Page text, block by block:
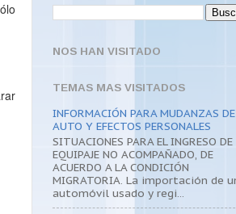
NOS HAN VISITADO
TEMAS MAS VISITADOS
INFORMACIÓN PARA MUDANZAS DE
AUTO Y EFECTOS PERSONALES
SITUACIONES PARA EL INGRESO DE
EQUIPAJE NO ACOMPAÑADO, DE
ACUERDO A LA CONDICIÓN
MIGRATORIA. La importación de
automóvil usado y regi...